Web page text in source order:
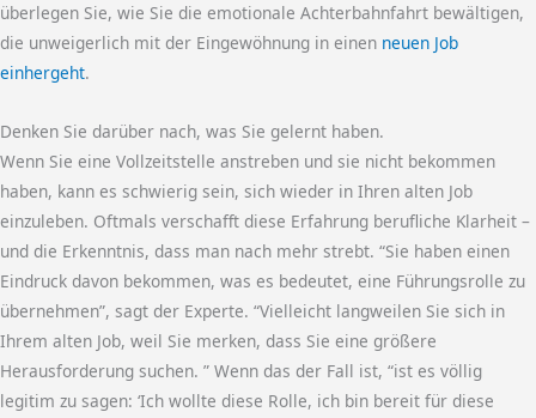
überlegen Sie, wie Sie die emotionale Achterbahnfahrt bewältigen,
die unweigerlich mit der Eingewöhnung in einen neuen Job
einhergeht.
Denken Sie darüber nach, was Sie gelernt haben.
Wenn Sie eine Vollzeitstelle anstreben und sie nicht bekommen
haben, kann es schwierig sein, sich wieder in Ihren alten Job
einzuleben. Oftmals verschafft diese Erfahrung berufliche Klarheit –
und die Erkenntnis, dass man nach mehr strebt. “Sie haben einen
Eindruck davon bekommen, was es bedeutet, eine Führungsrolle zu
übernehmen”, sagt der Experte. “Vielleicht langweilen Sie sich in
Ihrem alten Job, weil Sie merken, dass Sie eine größere
Herausforderung suchen. ” Wenn das der Fall ist, “ist es völlig
legitim zu sagen: ‘Ich wollte diese Rolle, ich bin bereit für diese